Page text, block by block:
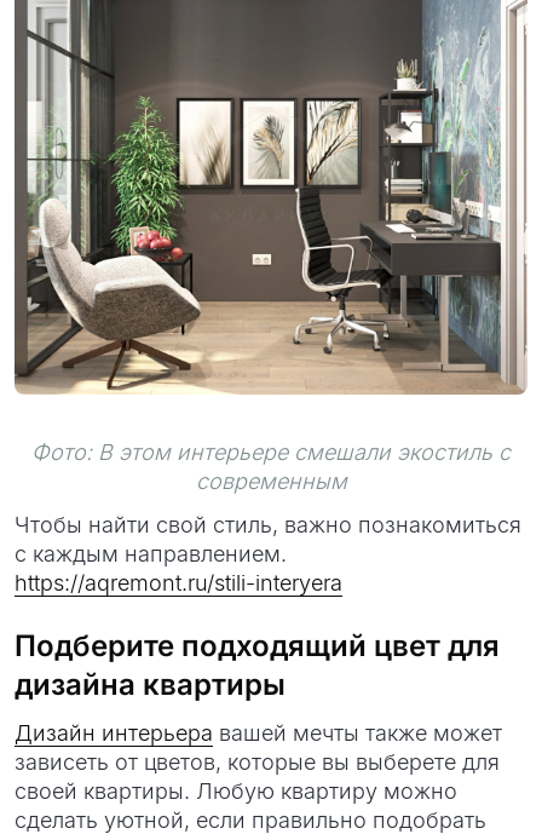
Фото: В этом интерьере смешали экостиль с
современным
Чтобы найти свой стиль, важно познакомиться
с каждым направлением.
https://aqremont.ru/stili-interyera
Подберите подходящий цвет для
дизайна квартиры
Дизайн интерьера вашей мечты также может
зависеть от цветов, которые вы выберете для
своей квартиры. Любую квартиру можно
сделать уютной, если правильно подобрать